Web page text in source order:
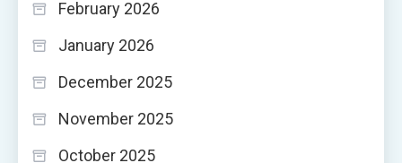
February 2026
January 2026
December 2025
November 2025
October 2025